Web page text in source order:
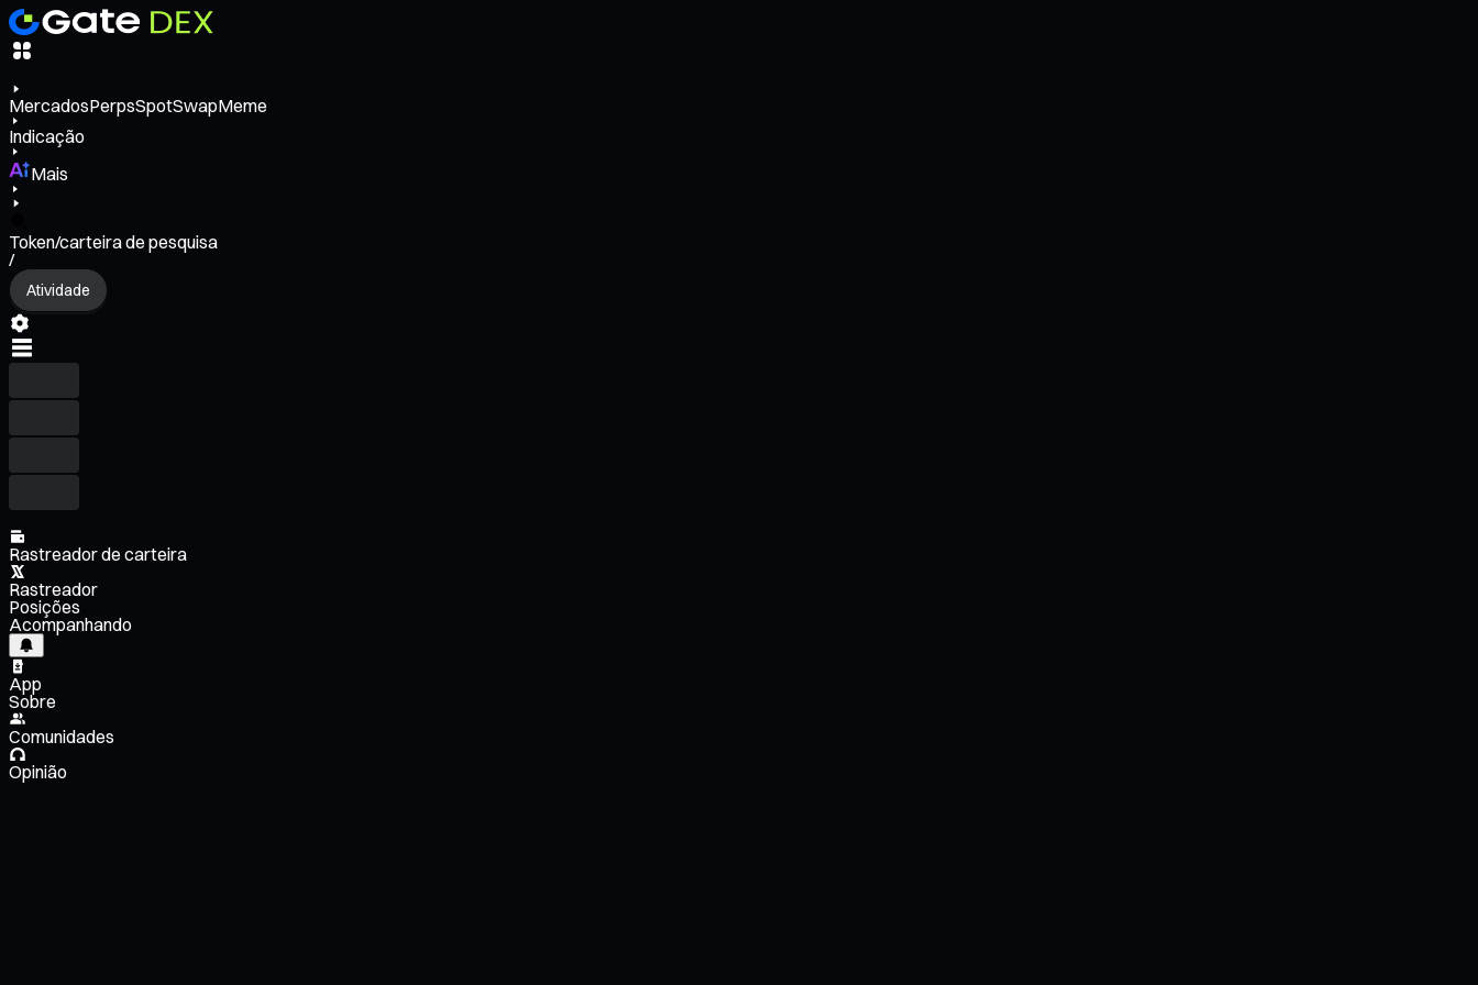
MercadosPerpsSpotSwapMeme
Indicação
Mais
Token/carteira de pesquisa
/
Atividade
Rastreador de carteira
Rastreador
Posições
Acompanhando
App
Sobre
Comunidades
Opinião